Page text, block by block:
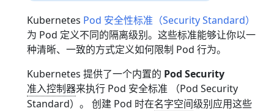
Kubernetes Pod 安全性标准（Security Standard）
为 Pod 定义不同的隔离级别。这些标准能够让你以一
种清晰、一致的方式定义如何限制 Pod 行为。
Kubernetes 提供了一个内置的 Pod Security
准入控制器来执行 Pod 安全标准 （Pod Security
Standard）。 创建 Pod 时在名字空间级别应用这些